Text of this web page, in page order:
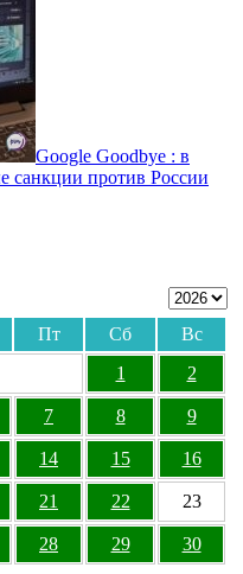
Google Goodbye : в
санкции против России
Пт Сб
Вс
1
2
7 8 9
14 15 16
21 22 23
28 29 30